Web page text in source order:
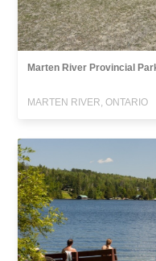
Marten River Provincial
MARTEN RIVER, ONTARIO